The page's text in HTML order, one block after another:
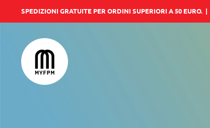
al
contenuto
SPEDIZIONI GRATUITE PER ORDINI SUPERIORI A 50 EURO. |